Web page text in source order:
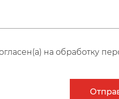
на обработку